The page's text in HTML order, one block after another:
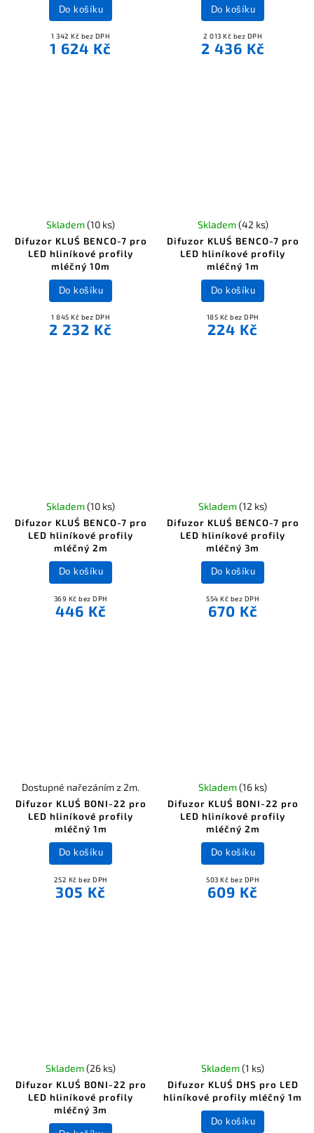
1 342 Kč bez DPH
1 624 Kč
Do košíku
2 013 Kč bez DPH
2 436 Kč
Do košíku
Difuzor KLUŚ BENCO-7 pro
LED hliníkové profily
mléčný 10m
Skladem(10 ks)
1 845 Kč bez DPH
2 232 Kč
Do košíku
Difuzor KLUŚ BENCO-7 pro
LED hliníkové profily
mléčný 1m
Skladem(42 ks)
185 Kč bez DPH
224 Kč
Do košíku
Difuzor KLUŚ BENCO-7 pro
LED hliníkové profily
mléčný 2m
Skladem(10 ks)
369 Kč bez DPH
446 Kč
Do košíku
Difuzor KLUŚ BENCO-7 pro
LED hliníkové profily
mléčný 3m
Skladem(12 ks)
554 Kč bez DPH
670 Kč
Do košíku
Difuzor KLUŚ BONI-22 pro
LED hliníkové profily
mléčný 1m
Dostupné nařezáním z 2m.
252 Kč bez DPH
305 Kč
Do košíku
Difuzor KLUŚ BONI-22 pro
LED hliníkové profily
mléčný 2m
Skladem(16 ks)
503 Kč bez DPH
609 Kč
Do košíku
Difuzor KLUŚ BONI-22 pro
LED hliníkové profily
mléčný 3m
Skladem(26 ks)
Difuzor KLUŚ DHS pro LED
hliníkové profily mléčný 1m
Skladem(1 ks)
Do košíku